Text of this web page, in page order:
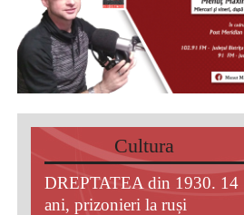
Cultura
DREPTATEA din 1930. 14
ani, prizonieri la ruși